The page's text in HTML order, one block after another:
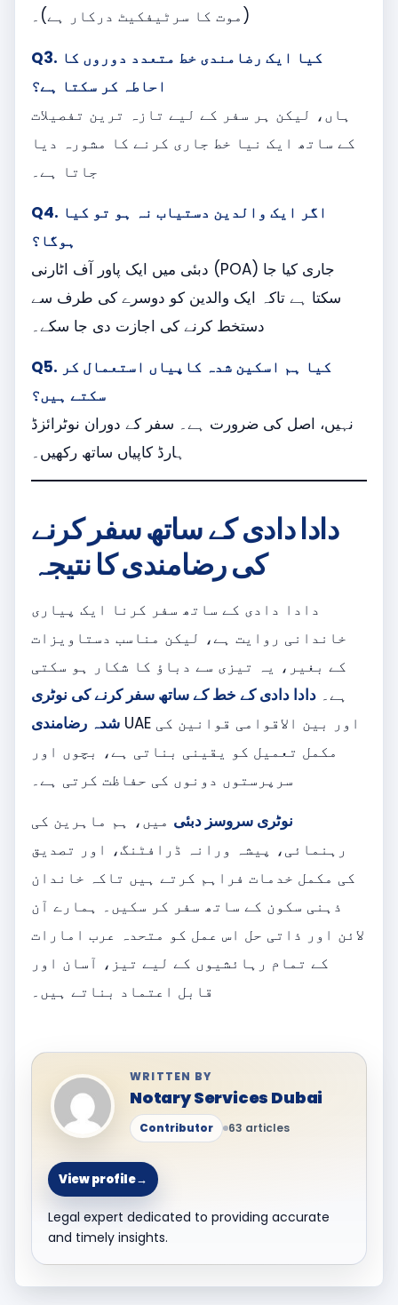
(موت کا سرٹیفکیٹ درکار ہے)۔
Q3. کیا ایک رضامندی خط متعدد دوروں کا
احاطہ کر سکتا ہے؟
ہاں، لیکن ہر سفر کے لیے تازہ ترین تفصیلات
کے ساتھ ایک نیا خط جاری کرنے کا مشورہ دیا
جاتا ہے۔
Q4. اگر ایک والدین دستیاب نہ ہو تو کیا
ہوگا؟
دبئی میں ایک پاور آف اٹارنی (POA) جاری کیا جا
سکتا ہے تاکہ ایک والدین کو دوسرے کی طرف سے
دستخط کرنے کی اجازت دی جا سکے۔
Q5. کیا ہم اسکین شدہ کاپیاں استعمال کر
سکتے ہیں؟
نہیں، اصل کی ضرورت ہے۔ سفر کے دوران نوٹرائزڈ
ہارڈ کاپیاں ساتھ رکھیں۔
دادا دادی کے ساتھ سفر کرنے
کی رضامندی کانتیجہ
دادا دادی کے ساتھ سفر کرنا ایک پیاری
خاندانی روایت ہے، لیکن مناسب دستاویزات
کے بغیر، یہ تیزی سے دباؤ کا شکار ہو سکتی
ہے۔ دادا دادی کے خط کے ساتھ سفر کرنے کی نوٹری
شدہ رضامندی UAE اور بین الاقوامی قوانین کی
مکمل تعمیل کو یقینی بناتی ہے، بچوں اور
سرپرستوں دونوں کی حفاظت کرتی ہے۔
نوٹری سروسز دبئی میں، ہم ماہرین کی
رہنمائی، پیشہ ورانہ ڈرافٹنگ، اور تصدیق
کی مکمل خدمات فراہم کرتے ہیں تاکہ خاندان
ذہنی سکون کے ساتھ سفر کر سکیں۔ ہمارے آن
لائن اور ذاتی حل اس عمل کو متحدہ عرب امارات
کے تمام رہائشیوں کے لیے تیز، آسان اور
قابل اعتماد بناتے ہیں۔
WRITTEN BY
Notary Services Dubai
Contributor 63 articles
View profile→
Legal expert dedicated to providing accurate
and timely insights.